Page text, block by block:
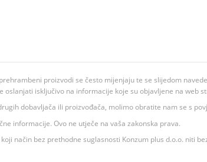
proizvodi se često mijenjaju te se slijedom
isključivo na informacije koje su objavljene na web
dobavljača ili proizvođača, molimo obratite nam se s
informacije. Ovo ne utječe na vaša zakonska prava.
način bez prethodne suglasnosti Konzum plus d.o.o. niti